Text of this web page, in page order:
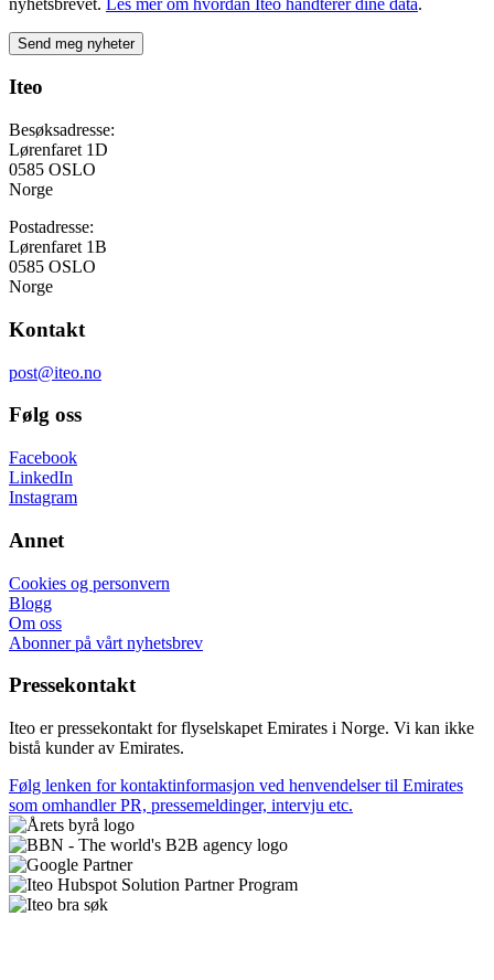
Iteo
Besøksadresse:
Lørenfaret 1D
0585 OSLO
Norge
Postadresse:
Lørenfaret 1B
0585 OSLO
Norge
Kontakt
post@iteo.no
Følg oss
Facebook
LinkedIn
Instagram
Annet
Cookies og personvern
Blogg
Om oss
Abonner på vårt nyhetsbrev
Pressekontakt
Iteo er pressekontakt for flyselskapet Emirates i Norge. Vi kan ikke
bistå kunder av Emirates.
Følg lenken for kontaktinformasjon ved henvendelser til Emirates
som omhandler PR, pressemeldinger, intervju etc.